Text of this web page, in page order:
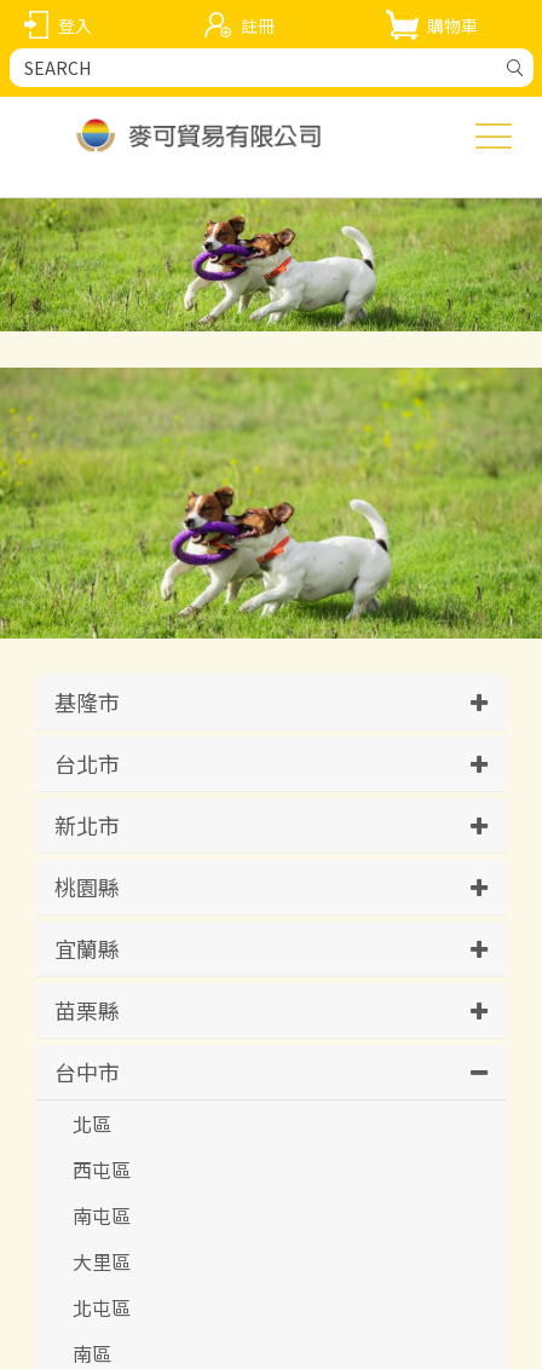
登入 註冊 購物車
基隆市
台北市
新北市
桃園縣
宜蘭縣
苗栗縣
台中市
北區
西屯區
南屯區
大里區
北屯區
南區